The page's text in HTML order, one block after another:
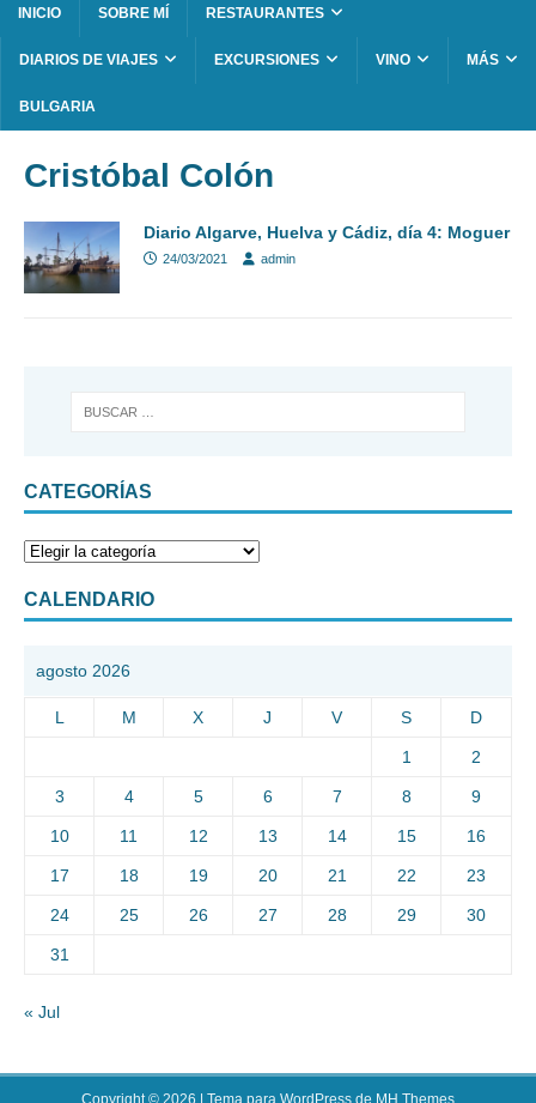
INICIO SOBRE MÍ RESTAURANTES
DIARIOS DE VIAJES EXCURSIONES VINO MÁS
BULGARIA
Cristóbal Colón
Diario Algarve, Huelva y Cádiz, día 4: Moguer
24/03/2021 admin
CATEGORÍAS
CALENDARIO
agosto 2026
L M X J V S D
1 2
3 4 5 6 7 8 9
10 11 12 13 14 15 16
17 18 19 20 21 22 23
24 25 26 27 28 29 30
31
« Jul
Copyright © 2026 | Tema para WordPress de MH Themes